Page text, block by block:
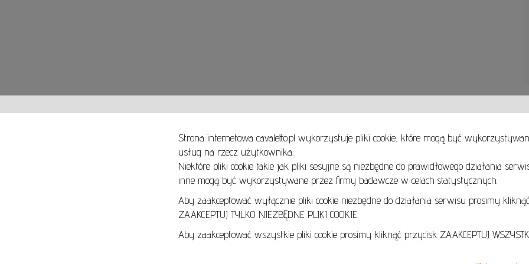
Strona internetowa cavaletto.pl wykorzystuje pliki cookie, które mogą być
usług na rzecz użytkownika.
Niektóre pliki cookie takie jak pliki sesyjne są niezbędne do prawidłowego działania
inne mogą być wykorzystywane przez firmy badawcze w celach statystycznych.
Aby zaakceptować wyłącznie pliki cookie niezbędne do działania serwisu prosimy
ZAAKCEPTUJ TYLKO NIEZBĘDNE PLIKI COOKIE.
Aby zaakceptować wszystkie pliki cookie prosimy kliknąć przycisk ZAAKCEPTUJ
SPOSOBY PŁATNOŚCI
SPOSOBY DOSTAWY
ZWROTY I REKLAMACJE
REGULAMIN AUKCJI
Zobacz, zakochaj się i wybierz obrazy na ścianę Twojego domu i biura już dziś!
Obrazy olejne oraz akrylowe, akwarele, pastele, grafiki, rzeźby ceramiczne, metalowe i
Znajdziesz u Nas wszystkie style i techniki malarskie. Realizm, Ekspresjonizm, Surrealizm,
Magiczny a może sztuka współczesna, która często łączy wszystkie style?
Zapraszamy online oraz do galerii stacjonarnej:
Art Gallery Cavaletto
Obrońcow Pokoju 3